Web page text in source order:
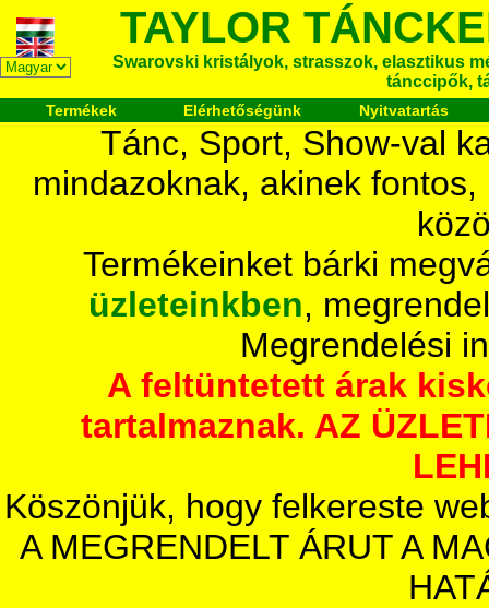
TAYLOR
Swarovski kristályok, strasszok, elasztikus
tánccipők,
Termékek Elérhetőségünk Nyitvatartás
Tánc, Sport, Show-val
mindazoknak, akinek
Termékeinket bárki
üzleteinkben,
Megrendelési
A feltüntetett árak
tartalmaznak. AZ
Köszönjük, hogy felkereste
A MEGRENDELT ÁRUT A